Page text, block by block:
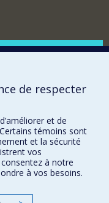
de respecter
et de
témoins sont
et la sécurité
vos
à notre
à vos besoins.